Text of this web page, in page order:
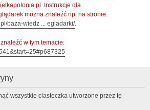
Instrukcje dla
można znaleźć np. na stronie:
baza-wiedz ... egladarki/.
w tym temacie:
wszystkie ciasteczka utworzone przez tę